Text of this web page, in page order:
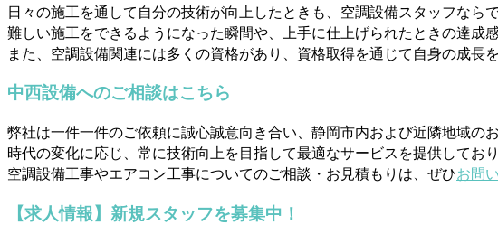
日々の施工を通して自分の技術が向上したときも、空調設備スタッフなら
難しい施工をできるようになった瞬間や、上手に仕上げられたときの達成感
また、空調設備関連には多くの資格があり、資格取得を通じて自身の成長
中西設備へのご相談はこちら
弊社は一件一件のご依頼に誠心誠意向き合い、静岡市内および近隣地域の
時代の変化に応じ、常に技術向上を目指して最適なサービスを提供しており
空調設備工事やエアコン工事についてのご相談・お見積もりは、ぜひお問
【求人情報】新規スタッフを募集中！